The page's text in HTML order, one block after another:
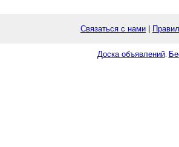
Связаться с нами
Доска объявлений.